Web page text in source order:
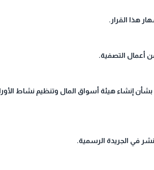
هذا القرار.
أعمال التصفية.
يستوفي مدير الصندوق كافة الالتزامات القانونية المقررة بموجب القانون رقم (7) لسنة 2010 بشأن إنشاء هيئة
في الجريدة الرسمية.